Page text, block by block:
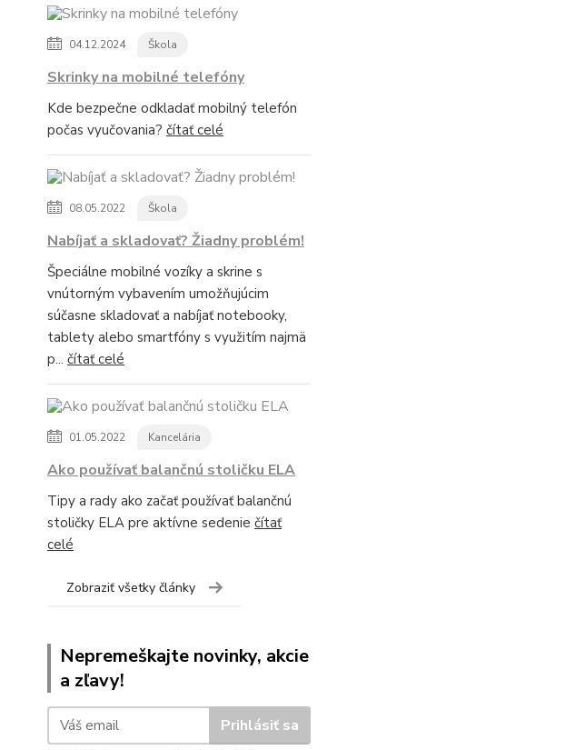
04.12.2024 Škola
Skrinky na mobilné telefóny
Kde bezpečne odkladať mobilný telefón
počas vyučovania? čítať celé
08.05.2022 Škola
Nabíjať a skladovať? Žiadny problém!
Špeciálne mobilné vozíky a skrine s
vnútorným vybavením umožňujúcim
súčasne skladovať a nabíjať notebooky,
tablety alebo smartfóny s využitím najmä
p... čítať celé
01.05.2022 Kancelária
Ako používať balančnú stoličku ELA
Tipy a rady ako začať používať balančnú
stoličky ELA pre aktívne sedenie čítať
celé
Zobraziť všetky články
Nepremeškajte novinky, akcie
a zľavy!
Prihlásiť sa